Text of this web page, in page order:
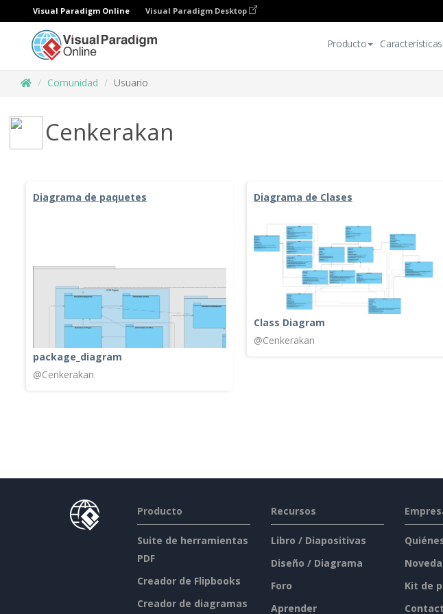
Visual Paradigm Online Visual Paradigm Desktop
Producto Características
Comunidad Usuario
Cenkerakan
Diagrama de paquetes
package_diagram
@Cenkerakan
Diagrama de Clases
Class Diagram
@Cenkerakan
Producto
Suite de herramientas
PDF
Creador de Flipbooks
Creador de diagramas
Recursos
Libro / Diapositivas
Diseño / Diagrama
Foro
Aprender
Kit de